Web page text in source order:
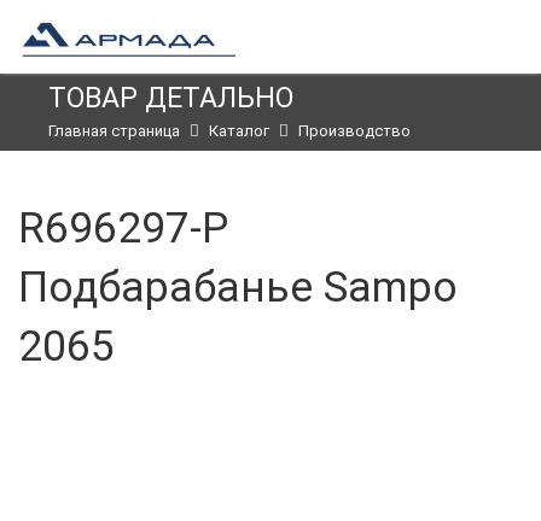
ТОВАР ДЕТАЛЬНО
Главная страница Каталог Производство
R696297-P
Подбарабанье Sampo
2065